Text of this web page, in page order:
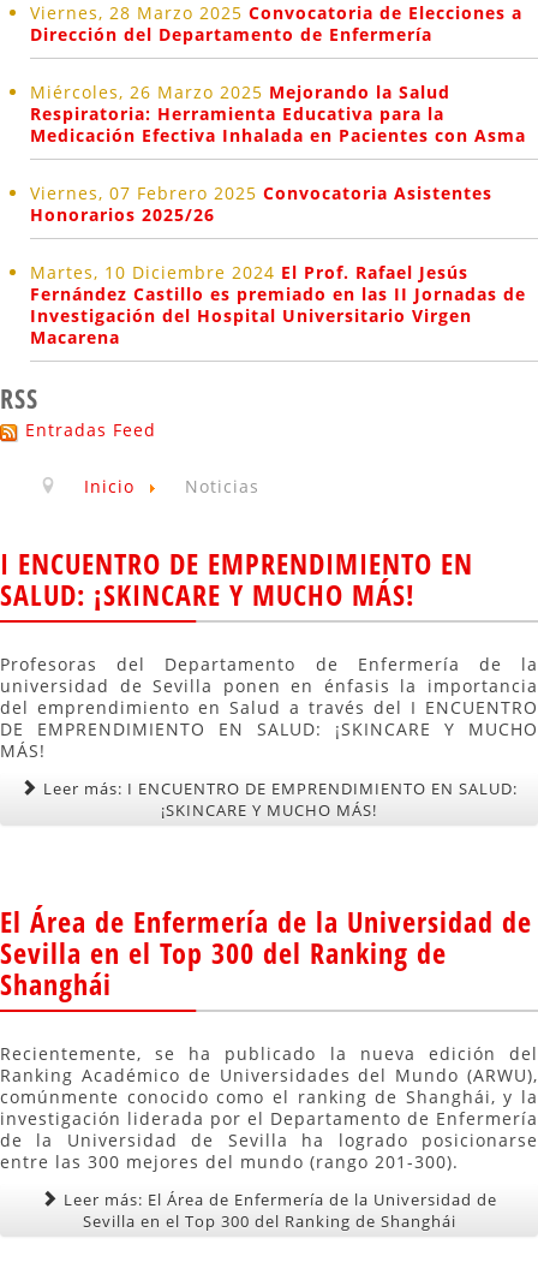
Viernes, 28 Marzo 2025 Convocatoria de Elecciones a
Dirección del Departamento de Enfermería
Miércoles, 26 Marzo 2025 Mejorando la Salud
Respiratoria: Herramienta Educativa para la
Medicación Efectiva Inhalada en Pacientes con Asma
Viernes, 07 Febrero 2025 Convocatoria Asistentes
Honorarios 2025/26
Martes, 10 Diciembre 2024 El Prof. Rafael Jesús
Fernández Castillo es premiado en las II Jornadas de
Investigación del Hospital Universitario Virgen
Macarena
RSS
Entradas Feed
Inicio Noticias
I ENCUENTRO DE EMPRENDIMIENTO EN
SALUD: ¡SKINCARE Y MUCHO MÁS!
Profesoras del Departamento de Enfermería de la
universidad de Sevilla ponen en énfasis la importancia
del emprendimiento en Salud a través del I ENCUENTRO
DE EMPRENDIMIENTO EN SALUD: ¡SKINCARE Y MUCHO
MÁS!
Leer más: I ENCUENTRO DE EMPRENDIMIENTO EN SALUD:
¡SKINCARE Y MUCHO MÁS!
El Área de Enfermería de la Universidad de
Sevilla en el Top 300 del Ranking de
Shanghái
Recientemente, se ha publicado la nueva edición del
Ranking Académico de Universidades del Mundo (ARWU),
comúnmente conocido como el ranking de Shanghái, y la
investigación liderada por el Departamento de Enfermería
de la Universidad de Sevilla ha logrado posicionarse
entre las 300 mejores del mundo (rango 201-300).
Leer más: El Área de Enfermería de la Universidad de
Sevilla en el Top 300 del Ranking de Shanghái